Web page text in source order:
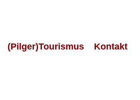
(Pilger)Tourismus Kontakt